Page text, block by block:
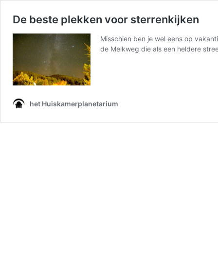
De beste plekken voor sterrenkijken
Misschien ben je wel eens op
de Melkweg die als een heldere
het Huiskamerplanetarium